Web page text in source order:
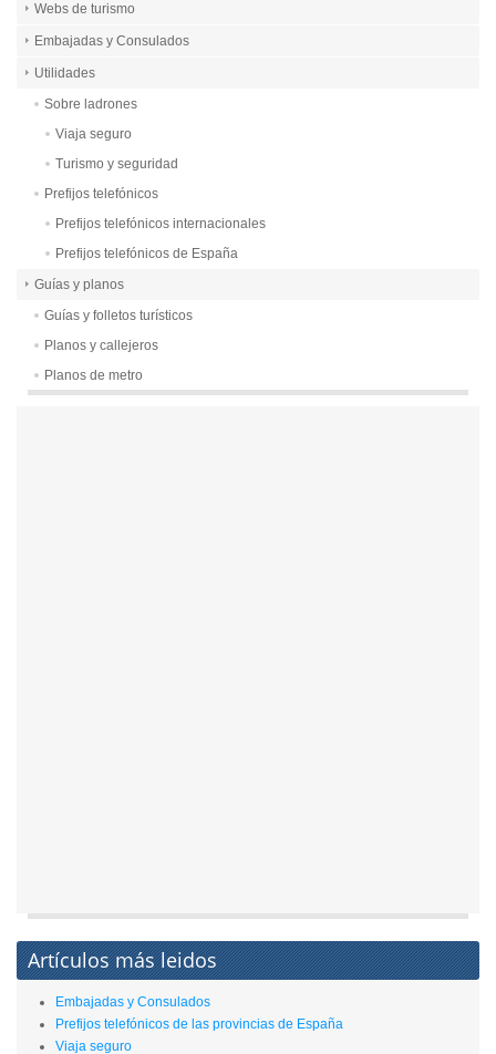
Webs de turismo
Embajadas y Consulados
Utilidades
Sobre ladrones
Viaja seguro
Turismo y seguridad
Prefijos telefónicos
Prefijos telefónicos internacionales
Prefijos telefónicos de España
Guías y planos
Guías y folletos turísticos
Planos y callejeros
Planos de metro
Artículos más leidos
Embajadas y Consulados
Prefijos telefónicos de las provincias de España
Viaja seguro